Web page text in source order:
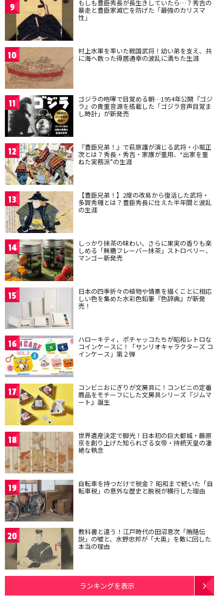
9 もしも豊臣秀長が長生きしていたら…？秀吉の
暴走と豊臣家滅亡を防げた「最強のカリスマ
性」
10 村上水軍を率いた戦国武将！幼い弟を支え、共
に海へ散った得居通幸の波乱に満ちた生涯
11 ゴジラの咆哮で目覚める朝…1954年公開『ゴジ
ラ』の貴重音源を搭載した「ゴジラ音声目覚ま
し時計」が新発売
12 『豊臣兄弟！』で萩原護が演じる武将・小堀正
次とは？秀長・秀吉・家康が重用、“出家を重
ねた実務派”の生涯
13 【豊臣兄弟！】2度の改易から復活した武将・
多賀秀種とは？豊臣秀長に仕えた半年間と波乱
の生涯
14 しっかり抹茶の味わい、さらに果実の香りも楽
しめる「無糖フレーバー抹茶」ストロベリー、
マンゴー新発売
15 日本の四季折々の植物や情景を描くことに相応
しい色を集めた水彩色鉛筆『色辞典』が新発
売！
16 ハローキティ、ポチャッコたちが昭和レトロな
コインケースに！「サンリオキャラクターズ コ
インケース」第２弾
17 コンビニおにぎりが文房具に！コンビニの定番
商品をモチーフにした文房具シリーズ『ジムマ
ート』誕生
18 世界遺産決定で脚光！日本初の巨大都城・藤原
京を創り上げた知られざる女帝・持統天皇の凄
絶な執念
19 自転車を持つだけで税金？ 昭和まで続いた「自
転車税」の意外な歴史と脱税が横行した理由
20 教科書と違う！江戸時代の田沼意次「賄賂伝
説」の嘘と、水野忠邦が「大奥」を敵に回した
本当の理由
ランキングを表示